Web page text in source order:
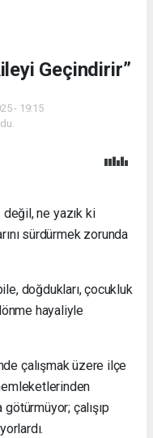
Geçindirir”
- 19:15
ne yazık ki
sürdürmek zorunda
doğdukları, çocukluk
hayaliyle
çalışmak üzere ilçe
çalışıp